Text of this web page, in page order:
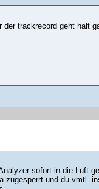
trackrecord geht halt
sofort in die Luft
und du vmtl.